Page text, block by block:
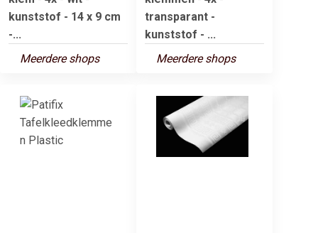
kunststof - 14 x 9 cm
-...
Meerdere shops
transparant -
kunststof - ...
Meerdere shops